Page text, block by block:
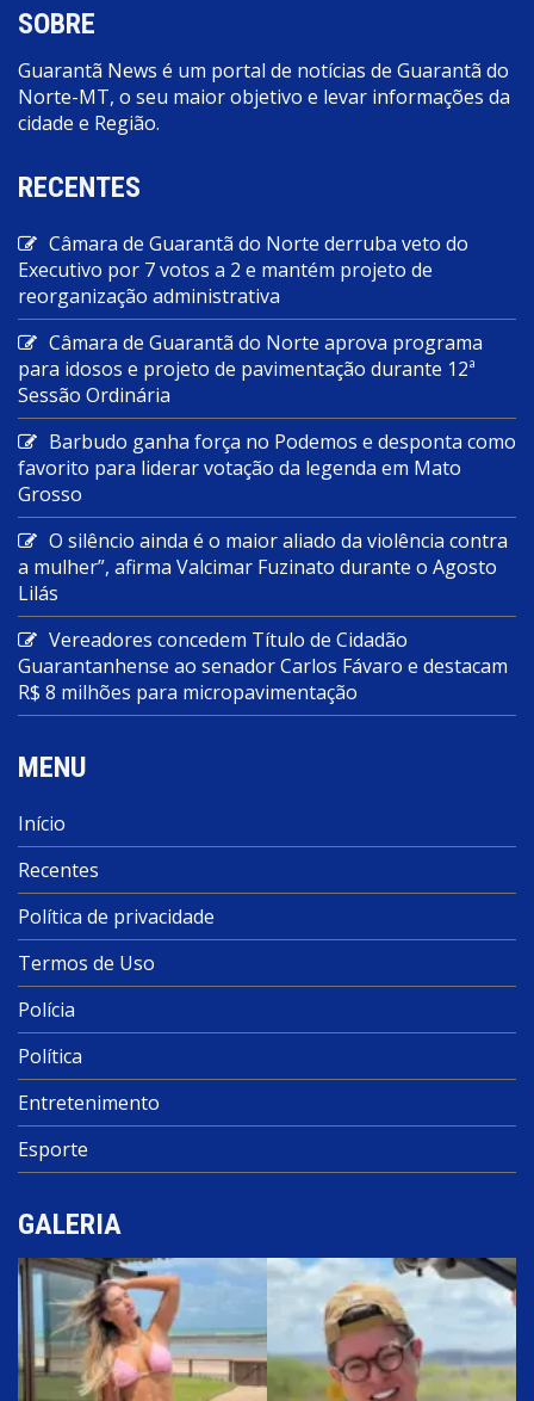
SOBRE
Guarantã News é um portal de notícias de Guarantã do
Norte-MT, o seu maior objetivo e levar informações da
cidade e Região.
RECENTES
Câmara de Guarantã do Norte derruba veto do
Executivo por 7 votos a 2 e mantém projeto de
reorganização administrativa
Câmara de Guarantã do Norte aprova programa
para idosos e projeto de pavimentação durante 12ª
Sessão Ordinária
Barbudo ganha força no Podemos e desponta como
favorito para liderar votação da legenda em Mato
Grosso
O silêncio ainda é o maior aliado da violência contra
a mulher”, afirma Valcimar Fuzinato durante o Agosto
Lilás
Vereadores concedem Título de Cidadão
Guarantanhense ao senador Carlos Fávaro e destacam
R$ 8 milhões para micropavimentação
MENU
Início
Recentes
Política de privacidade
Termos de Uso
Polícia
Política
Entretenimento
Esporte
GALERIA